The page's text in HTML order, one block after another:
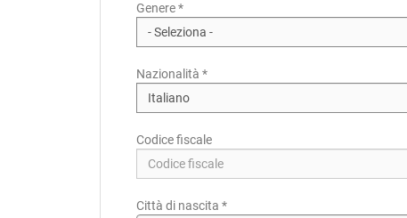
Provincia/Cantone di residenza
Provincia/Cantone Di Residenza
Città di residenza
Città Di Residenza
Genere *
Nazionalità *
Codice fiscale
Città di nascita *